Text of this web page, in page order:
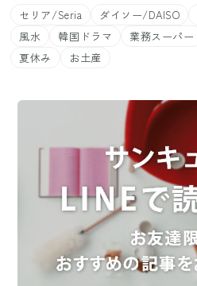
セリア/Seria ダイソー/DAISO
風水
韓国ドラマ 業務スーパー
夏休み
お土産